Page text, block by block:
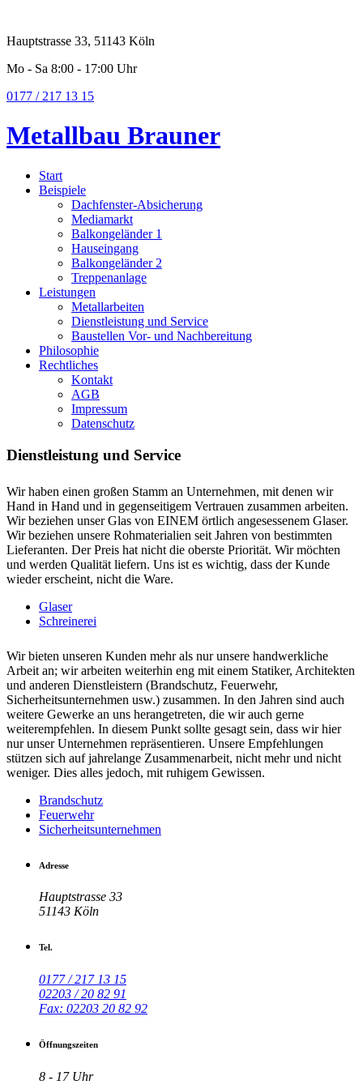
Hauptstrasse 33, 51143 Köln
Mo - Sa 8:00 - 17:00 Uhr
0177 / 217 13 15
Metallbau Brauner
Start
Beispiele
Dachfenster-Absicherung
Mediamarkt
Balkongeländer 1
Hauseingang
Balkongeländer 2
Treppenanlage
Leistungen
Metallarbeiten
Dienstleistung und Service
Baustellen Vor- und Nachbereitung
Philosophie
Rechtliches
Kontakt
AGB
Impressum
Datenschutz
Dienstleistung und Service
Wir haben einen großen Stamm an Unternehmen, mit denen wir
Hand in Hand und in gegenseitigem Vertrauen zusammen arbeiten.
Wir beziehen unser Glas von EINEM örtlich angesessenem Glaser.
Wir beziehen unsere Rohmaterialien seit Jahren von bestimmten
Lieferanten. Der Preis hat nicht die oberste Priorität. Wir möchten
und werden Qualität liefern. Uns ist es wichtig, dass der Kunde
wieder erscheint, nicht die Ware.
Glaser
Schreinerei
Wir bieten unseren Kunden mehr als nur unsere handwerkliche
Arbeit an; wir arbeiten weiterhin eng mit einem Statiker, Architekten
und anderen Dienstleistern (Brandschutz, Feuerwehr,
Sicherheitsunternehmen usw.) zusammen. In den Jahren sind auch
weitere Gewerke an uns herangetreten, die wir auch gerne
weiterempfehlen. In diesem Punkt sollte gesagt sein, dass wir hier
nur unser Unternehmen repräsentieren. Unsere Empfehlungen
stützen sich auf jahrelange Zusammenarbeit, nicht mehr und nicht
weniger. Dies alles jedoch, mit ruhigem Gewissen.
Brandschutz
Feuerwehr
Sicherheitsunternehmen
Adresse
Hauptstrasse 33
51143 Köln
Tel.
0177 / 217 13 15
02203 / 20 82 91
Fax: 02203 20 82 92
Öffnungszeiten
8 - 17 Uhr